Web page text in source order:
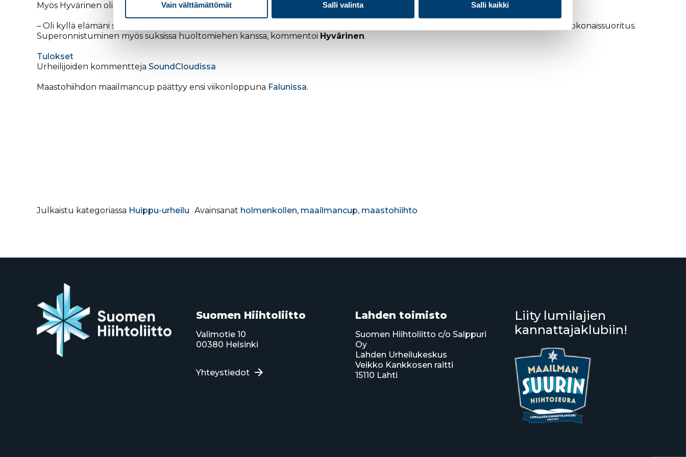
Vain välttämättömät Salli valinta Salli kaikki
Myös Hyvärinen oli äärimmäisen tyytyväinen kisapäiväänsä.
– Oli kyllä elämäni selvästi paras 50 kilometriä, tämä matka ei ole ollut mikään minun syömähammas. Tosi hyvä hiihto ja onnistunut kokonaissuoritus.
Superonnistuminen myös suksissa huoltomiehen kanssa, kommentoi Hyvärinen.
Tulokset
Urheilijoiden kommentteja SoundCloudissa
Maastohiihdon maailmancup päättyy ensi viikonloppuna Falunissa.
Julkaistu kategoriassa Huippu-urheilu Avainsanat holmenkollen, maailmancup, maastohiihto
Suomen Hiihtoliitto
Valimotie 10
00380 Helsinki
Yhteystiedot
Lahden toimisto
Suomen Hiihtoliitto c/o Salppuri
Oy
Lahden Urheilukeskus
Veikko Kankkosen raitti
15110 Lahti
Liity lumilajien
kannattajaklubiin!